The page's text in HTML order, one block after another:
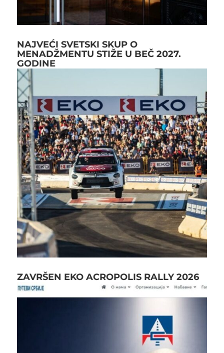
NAJVEĆI SVETSKI SKUP O
MENADŽMENTU STIŽE U BEČ 2027.
GODINE
ZAVRŠEN EKO ACROPOLIS RALLY 2026